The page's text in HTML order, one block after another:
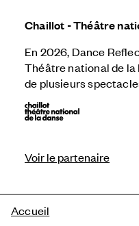
Chaillot - Théâtre
En 2026, Dance
Théâtre national de
de plusieurs
Voir le partenaire
Fil
Accueil